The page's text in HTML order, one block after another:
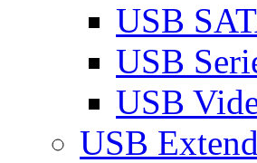
USB
USB
USB
USB